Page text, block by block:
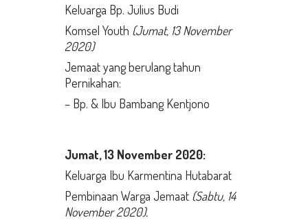
Keluarga Bp. Julius Budi
Komsel Youth (Jumat, 13 November
2020)
Jemaat yang berulang tahun
Pernikahan:
– Bp. & Ibu Bambang Kentjono
Jumat,13 November 2020:
Keluarga Ibu Karmentina Hutabarat
Pembinaan Warga Jemaat (Sabtu, 14
November 2020).